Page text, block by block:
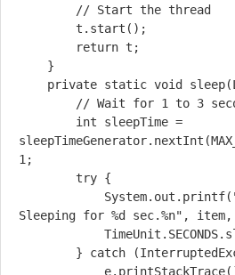
1;
Sleeping for %d sec.%n",